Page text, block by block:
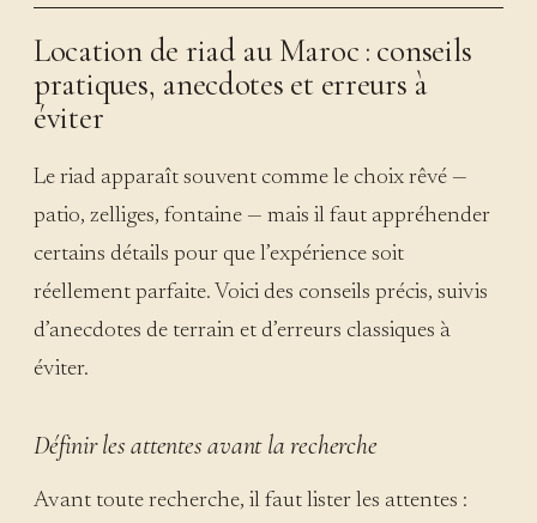
Location de riad au Maroc : conseils
pratiques, anecdotes et erreurs à
éviter
Le riad apparaît souvent comme le choix rêvé —
patio, zelliges, fontaine — mais il faut appréhender
certains détails pour que l’expérience soit
réellement parfaite. Voici des conseils précis, suivis
d’anecdotes de terrain et d’erreurs classiques à
éviter.
Définir les attentes avant la recherche
Avant toute recherche, il faut lister les attentes :